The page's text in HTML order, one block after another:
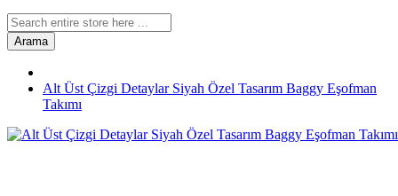
Arama
Alt Üst Çizgi Detaylar Siyah Özel Tasarım Baggy Eşofman
Takımı